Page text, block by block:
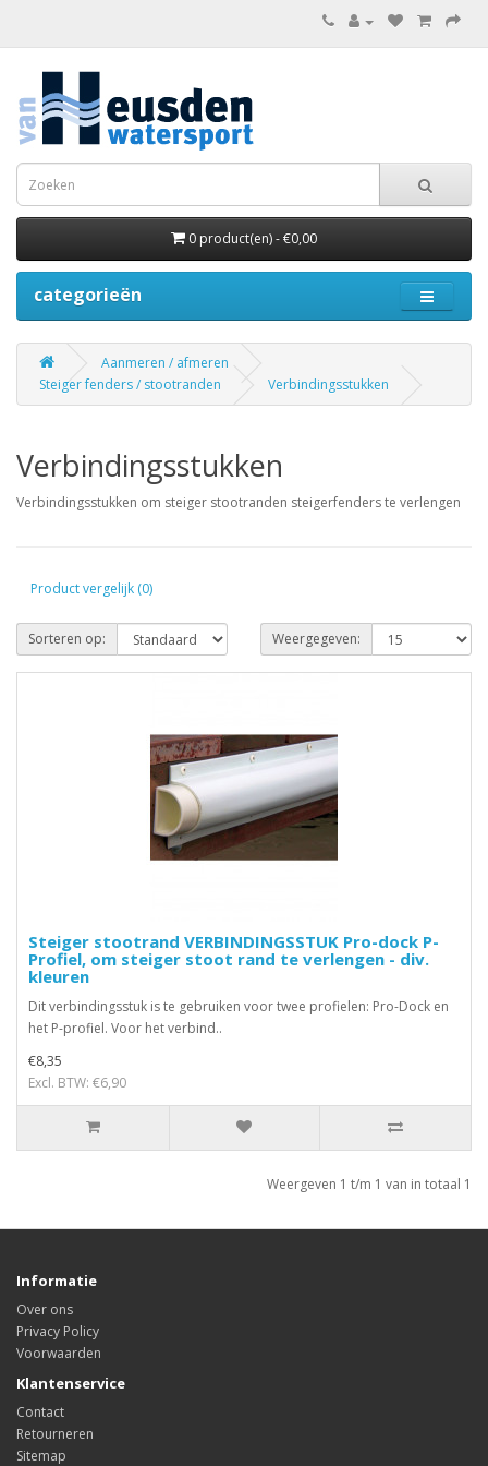
0 product(en) - €0,00
categorieën
Aanmeren / afmeren
Steiger fenders / stootranden
Verbindingsstukken
Verbindingsstukken
Verbindingsstukken om steiger stootranden steigerfenders te verlengen
Product vergelijk (0)
Sorteren op: Weergegeven:
Steiger stootrand VERBINDINGSSTUK Pro-dock P-
Profiel, om steiger stoot rand te verlengen - div.
kleuren
Dit verbindingsstuk is te gebruiken voor twee profielen: Pro-Dock en
het P-profiel. Voor het verbind..
€8,35
Excl. BTW: €6,90
Weergeven 1 t/m 1 van in totaal 1
Informatie
Over ons
Privacy Policy
Voorwaarden
Klantenservice
Contact
Retourneren
Sitemap